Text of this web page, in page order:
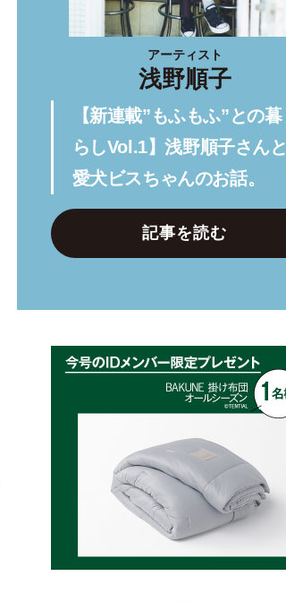
アーティスト
浅野順子
【新連載”もふもふ”との暮
らしVol.1】浅野順子さんと
愛犬ビスちゃんのお話。
記事を読む